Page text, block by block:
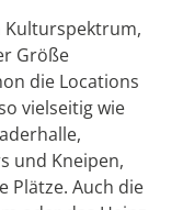
Kulturspektrum,
Größe
die Locations
vielseitig wie
und Kneipen,
Plätze. Auch die